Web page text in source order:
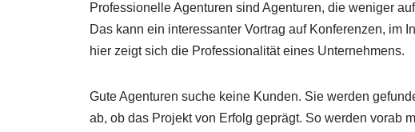
Professionelle Agenturen sind Agenturen, die weniger
Das kann ein interessanter Vortrag auf Konferenzen, im
hier zeigt sich die Professionalität eines Unternehmens.
Gute Agenturen suche keine Kunden. Sie werden
ab, ob das Projekt von Erfolg geprägt. So werden vorab